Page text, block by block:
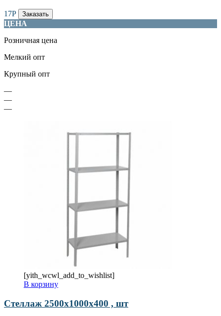
17Р Заказать
ЦЕНА
Розничная цена
Мелкий опт
Крупный опт
—
—
—
[yith_wcwl_add_to_wishlist]
В корзину
Стеллаж 2500х1000х400 , шт